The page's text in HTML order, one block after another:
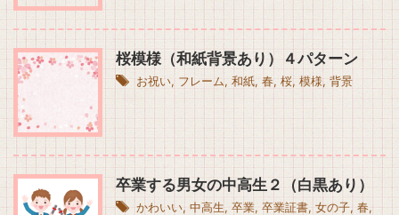
桜模様（和紙背景あり）４パターン
お祝い, フレーム, 和紙, 春,桜, 模様,背景
卒業する男女の中高生２（白黒あり）
かわいい, 中高生, 卒業, 卒業証書, 女の子, 春,